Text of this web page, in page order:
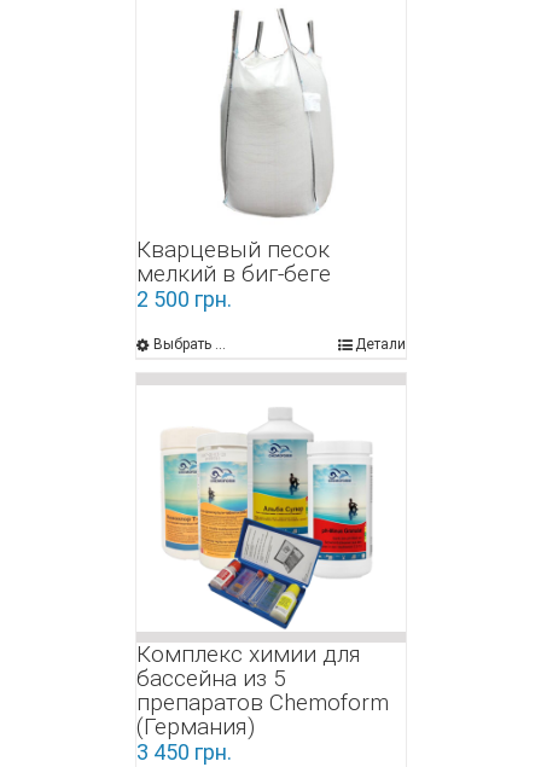
Кварцевый песок
мелкий в биг-беге
2 500 грн.
Выбрать ... Детали
Комплекс химии для
бассейна из 5
препаратов Chemoform
(Германия)
3 450 грн.